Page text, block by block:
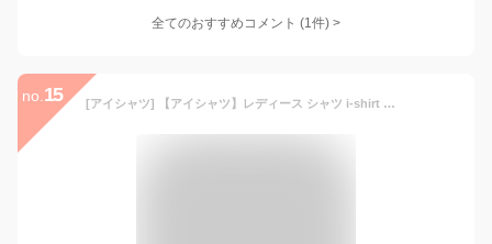
全てのおすすめコメント (1件) >
no. 15 [アイシャツ] 【アイシャツ】レディース シャツ i-shirt 完全ノーアイロン 360°ストレッチ 洗える 速乾 長袖 アイシャツ ブラウス きれいめ オフィス リクルート P55122000901 ホワイト 7 号